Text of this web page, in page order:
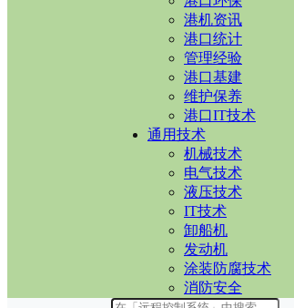
港机资讯
港口统计
管理经验
港口基建
维护保养
港口IT技术
通用技术
机械技术
电气技术
液压技术
IT技术
卸船机
发动机
涂装防腐技术
消防安全